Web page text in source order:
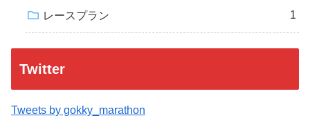
レースプラン 1
Twitter
Tweets by gokky_marathon